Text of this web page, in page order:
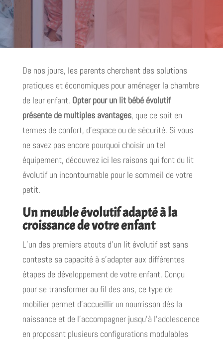
De nos jours, les parents cherchent des solutions
pratiques et économiques pour aménager la chambre
de leur enfant. Opter pour un lit bébé évolutif
présente de multiples avantages, que ce soit en
termes de confort, d’espace ou de sécurité. Si vous
ne savez pas encore pourquoi choisir un tel
équipement, découvrez ici les raisons qui font du lit
évolutif un incontournable pour le sommeil de votre
petit.
Un meuble évolutif adapté à la
croissance de votre enfant
L’un des premiers atouts d’un lit évolutif est sans
conteste sa capacité à s’adapter aux différentes
étapes de développement de votre enfant. Conçu
pour se transformer au fil des ans, ce type de
mobilier permet d’accueillir un nourrisson dès la
naissance et de l’accompagner jusqu’à l’adolescence
en proposant plusieurs configurations modulables